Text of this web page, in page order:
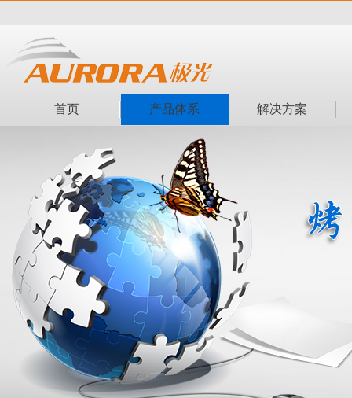
首页 产品体系 解决方案